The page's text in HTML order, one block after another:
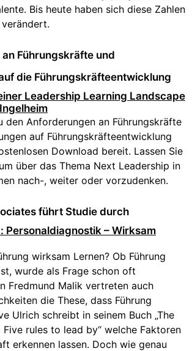
Bis heute haben sich diese Zahlen
Führungskräfte und
die Führungskräfteentwicklung
den Anforderungen an Führungskräfte
auf Führungskräfteentwicklung
Download bereit. Lassen Sie
über das Thema Next Leadership in
nach-, weiter oder vorzudenken.
führt Studie durch
wirksam Lernen? Ob Führung
wurde als Frage schon oft
Fredmund Malik vertreten auch
die These, dass Führung
Ulrich schreibt in seinem Buch „The
Five rules to lead by“ welche Faktoren
erkennen lassen. Doch wie genau